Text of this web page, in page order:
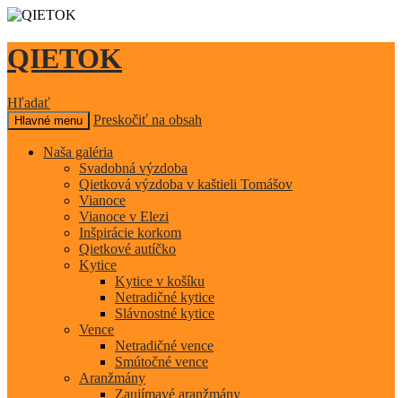
QIETOK
Hľadať
Hlavné menu Preskočiť na obsah
Naša galéria
Svadobná výzdoba
Qietková výzdoba v kaštieli Tomášov
Vianoce
Vianoce v Elezi
Inšpirácie korkom
Qietkové autíčko
Kytice
Kytice v košíku
Netradičné kytice
Slávnostné kytice
Vence
Netradičné vence
Smútočné vence
Aranžmány
Zaujímavé aranžmány